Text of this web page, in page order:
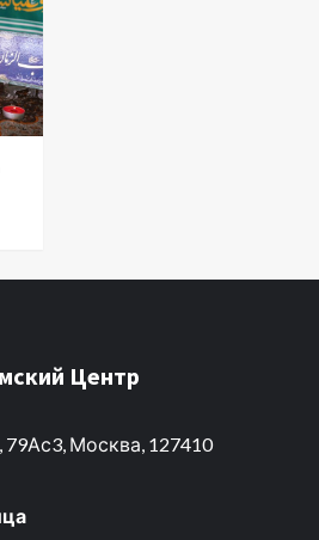
Центр
Москва, 127410